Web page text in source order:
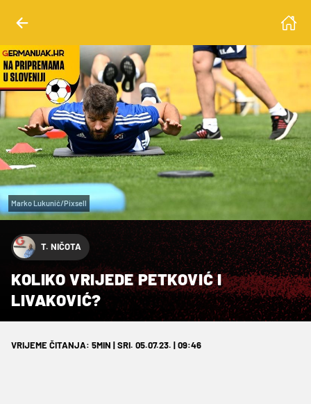
Marko Lukunić/Pixsell
T. NIČOTA
KOLIKO VRIJEDE PETKOVIĆ I
LIVAKOVIĆ?
VRIJEME ČITANJA: 5MIN | SRI. 05.07.23. | 09:46